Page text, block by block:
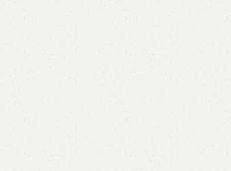
GUITAR